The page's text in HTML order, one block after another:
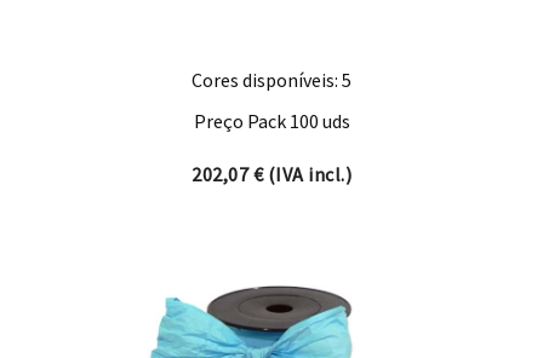
Cores disponíveis: 5
Preço Pack 100 uds
202,07€(IVA incl.)